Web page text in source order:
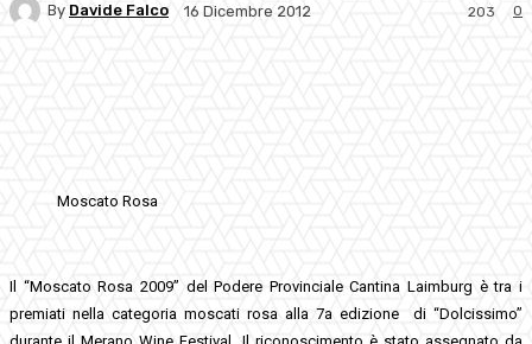
By Davide Falco 16 Dicembre 2012 0
203
Moscato Rosa
Il “Moscato Rosa 2009” del Podere Provinciale Cantina Laimburg è tra i
premiati nella categoria moscati rosa alla 7a edizione di “Dolcissimo”